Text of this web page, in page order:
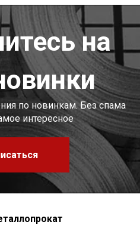
на
по новинкам. Без спама
интересное